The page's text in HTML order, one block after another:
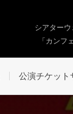
シアター
「カンフ
公演チケット